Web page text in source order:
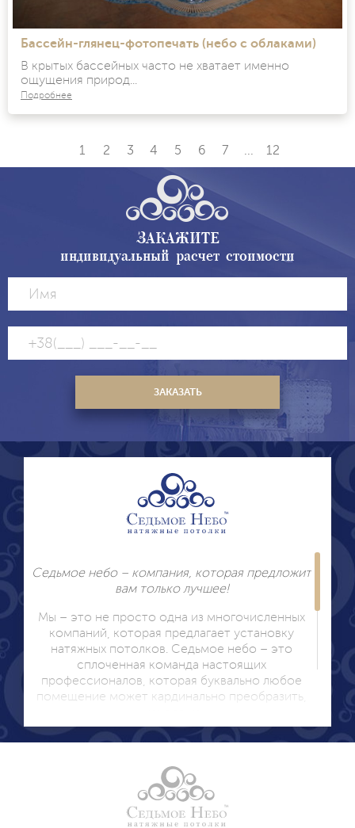
Бассейн-глянец-фотопечать (небо с облаками)
В крытых бассейных часто не хватает именно
ощущения природ...
Подробнее
1 2 3 4 5 6 7 12
ЗАКАЖИТЕ
индивидуальный расчет стоимости
Седьмое небо – компания, которая предложит
вам только лучшее!
Мы – это не просто одна из многочисленных
компаний, которая предлагает установку
натяжных потолков. Седьмое небо – это
сплоченная команда настоящих
профессионалов, которая буквально любое
помещение может кардинально преобразить,
ваших пожеланий! Многие салоны натяжных
потолков предлагают установку данных
предпочтение именно компании Седьмое
небо? Потому что:
Мы сотрудничаем исключительно с лучшим